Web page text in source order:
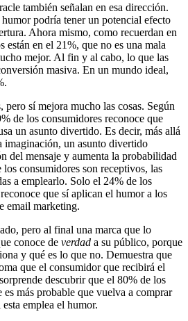
también señalan en esa dirección.
podría tener un potencial efecto
Ahora mismo, como recuerdan en
están en el 21%, que no es una mala
mejor. Al fin y al cabo, lo que las
masiva. En un mundo ideal,
sí mejora mucho las cosas. Según
de los consumidores reconoce que
un asunto divertido. Es decir, más allá
imaginación, un asunto divertido
del mensaje y aumenta la probabilidad
los consumidores son receptivos, las
a emplearlo. Solo el 24% de los
que sí aplican el humor a los
email marketing.
pero al final una marca que lo
conoce de verdad a su público, porque
y qué es lo que no. Demuestra que
que el consumidor que recibirá el
descubrir que el 80% de los
es más probable que vuelva a comprar
emplea el humor.